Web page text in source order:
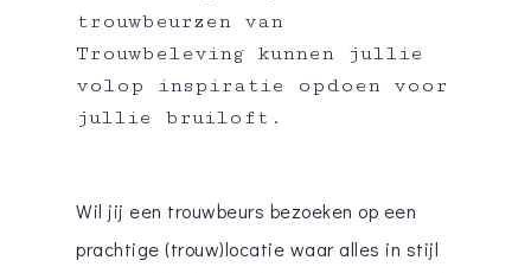
trouwbeurzen van
Trouwbeleving kunnen jullie
volop inspiratie opdoen voor
jullie bruiloft.
Wil jij een trouwbeurs bezoeken op een
prachtige (trouw)locatie waar alles in stijl